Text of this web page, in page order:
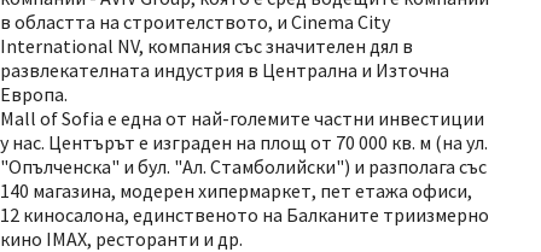
в областта на строителството, и Cinema City
International NV, компания със значителен дял в
развлекателната индустрия в Централна и Източна
Европа.
Mall of Sofia е една от най-големите частни инвестиции
у нас. Центърът е изграден на площ от 70 000 кв. м (на ул.
"Опълченска" и бул. "Ал. Стамболийски") и разполага със
140 магазина, модерен хипермаркет, пет етажа офиси,
12 киносалона, единственото на Балканите триизмерно
кино IMAX, ресторанти и др.